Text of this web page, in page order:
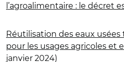
l’agroalimentaire : le décret
Réutilisation des eaux usées
pour les usages agricoles et
janvier 2024)